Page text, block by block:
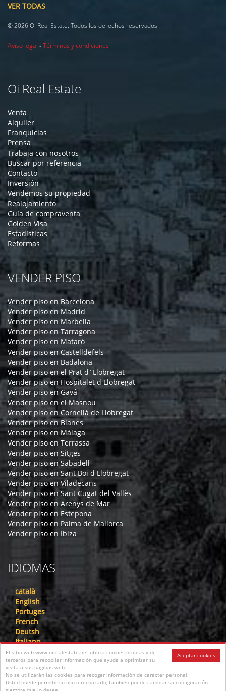
Aceptar cookies
El sitio web www.oirealestate.net utiliza cookies propias y de
terceros para recopilar información que ayuda a optimizar su
visita a sus páginas web.
No se utilizarán las cookies para recoger información de carácter personal.
Usted puede permitir su uso o rechazarlo, también puede cambiar su configuración
VER TODAS
© 2026 Oi Real Estate. Todos los derechos reservados
Aviso legal -Términos y condiciones
Oi Real Estate
Venta
Alquiler
Franquicias
Prensa
Trabaja con nosotros
Buscar por referencia
Contacto
Inversión
Vendemos su propiedad
Realojamiento
Guía de compraventa
Golden Visa
Estadísticas
Reformas
VENDER PISO
Vender piso en Barcelona
Vender piso en Madrid
Vender piso en Marbella
Vender piso en Tarragona
Vender piso en Mataró
Vender piso en Castelldefels
Vender piso en Badalona
Vender piso en el Prat d´Llobregat
Vender piso en Hospitalet d Llobregat
Vender piso en Gavá
Vender piso en el Masnou
Vender piso en Cornellá de Llobregat
Vender piso en Blanes
Vender piso en Málaga
Vender piso en Terrassa
Vender piso en Sitges
Vender piso en Sabadell
Vender piso en Sant Boi d Llobregat
Vender piso en Viladecans
Vender piso en Sant Cugat del Vallès
Vender piso en Arenys de Mar
Vender piso en Estepona
Vender piso en Palma de Mallorca
Vender piso en Ibiza
IDIOMAS
català
English
Portuges
French
Deutsh
Italiano
Nederlandse
русский
中文
عرب